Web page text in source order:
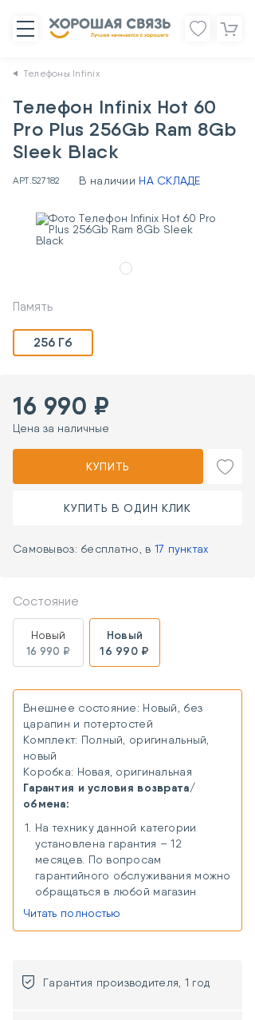
Телефоны Infinix
Телефон Infinix Hot 60
Pro Plus 256Gb Ram 8Gb
Sleek Black
АРТ.527182 В наличии НА СКЛАДЕ
Память
256 Гб
16 990 ₽
Цена за наличные
КУПИТЬ
КУПИТЬ В ОДИН КЛИК
Самовывоз: бесплатно, в 17 пунктах
Состояние
Новый
16 990 ₽
Новый
16 990 ₽
Внешнее состояние: Новый, без
царапин и потертостей
Комплект: Полный, оригинальный,
новый
Коробка: Новая, оригинальная
Гарантия и условия возврата/
обмена:
На технику данной категории
установлена гарантия – 12
месяцев. По вопросам
гарантийного обслуживания можно
обращаться в любой магазин
России или курьерскую доставку
Читать полностью
Гарантия производителя, 1 год